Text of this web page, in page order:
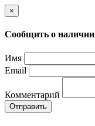
×
Сообщить о наличии
Имя
Email
Комментарий
Отправить